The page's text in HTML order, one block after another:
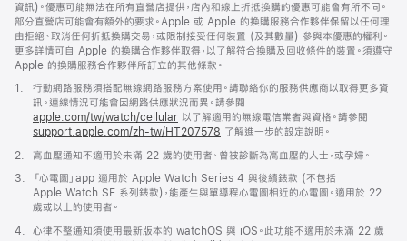
資訊)。優惠可能無法在所有直營店提供，店內和線上折抵換購的優惠可能會有所不同。
部分直營店可能會有額外的要求。Apple 或 Apple 的換購服務合作夥伴保留以任何理
由拒絕、取消任何折抵換購交易，或限制接受任何裝置 (及其數量) 參與本優惠的權利。
更多詳情可自 Apple 的換購合作夥伴取得，以了解符合換購及回收條件的裝置。須遵守
Apple 的換購服務合作夥伴所訂立的其他條款。
註
1.
行動網路服務須搭配無線網路服務方案使用。請聯絡你的服務供應商以取得更多資
訊。連線情況可能會因網路供應狀況而異。請參閱
apple.com/tw/watch/cellular 以了解適用的無線電信業者與資格。請參閱
support.apple.com/zh-tw/HT207578 (以
視
窗
開
了解進一步的設定說明。
註
2. 高血壓通知不適用於未滿 22 歲的使用者、曾被診斷為高血壓的人士，或孕婦。
註
3.
「心電圖」app 適用於 Apple Watch Series 4 與後續錶款 (不包括
Apple Watch SE 系列錶款)，能產生與單導程心電圖相近的心電圖。適用於 22
歲或以上的使用者。
註
4.
心律不整通知須使用最新版本的 watchOS 與 iOS。此功能不適用於未滿 22 歲